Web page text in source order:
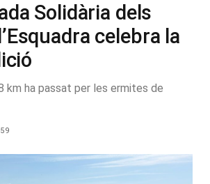
Solidària dels
celebra la
km ha passat per les ermites de